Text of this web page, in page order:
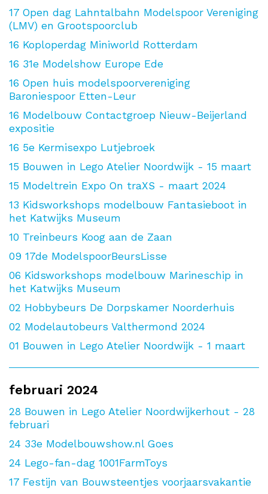
17 Open dag Lahntalbahn Modelspoor Vereniging
(LMV) en Grootspoorclub
16 Koploperdag Miniworld Rotterdam
16 31e Modelshow Europe Ede
16 Open huis modelspoorvereniging
Baroniespoor Etten-Leur
16 Modelbouw Contactgroep Nieuw-Beijerland
expositie
16 5e Kermisexpo Lutjebroek
15 Bouwen in Lego Atelier Noordwijk - 15 maart
15 Modeltrein Expo On traXS - maart 2024
13 Kidsworkshops modelbouw Fantasieboot in
het Katwijks Museum
10 Treinbeurs Koog aan de Zaan
09 17de ModelspoorBeursLisse
06 Kidsworkshops modelbouw Marineschip in
het Katwijks Museum
02 Hobbybeurs De Dorpskamer Noorderhuis
02 Modelautobeurs Valthermond 2024
01 Bouwen in Lego Atelier Noordwijk - 1 maart
februari 2024
28 Bouwen in Lego Atelier Noordwijkerhout - 28
februari
24 33e Modelbouwshow.nl Goes
24 Lego-fan-dag 1001FarmToys
17 Festijn van Bouwsteentjes voorjaarsvakantie